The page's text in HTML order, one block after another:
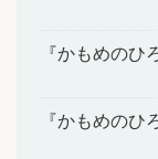
『かもめの
『かもめの